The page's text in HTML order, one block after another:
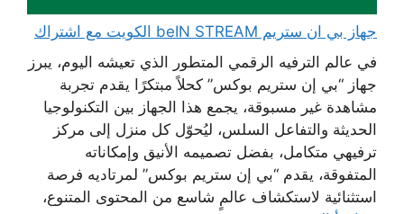
جهاز بي ان ستريم beIN STREAM الكويت مع اشتراك
في عالم الترفيه الرقمي المتطور الذي تعيشه اليوم، يبرز
جهاز “بي إن ستريم بوكس” كحلاً مبتكرًا يقدم تجربة
مشاهدة غير مسبوقة، يجمع هذا الجهاز بين التكنولوجيا
الحديثة والتفاعل السلس، ليُحوّل كل منزل إلى مركز
ترفيهي متكامل، بفضل تصميمه الأنيق وإمكاناته
المتفوقة، يقدم “بي إن ستريم بوكس” لمرتاديه فرصة
استثنائية لاستكشاف عالمٍ شاسع من المحتوى المتنوع،